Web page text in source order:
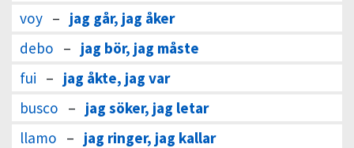
voy – jag går, jag åker
debo – jag bör, jag måste
fui – jag åkte, jag var
busco – jag söker, jag letar
llamo – jag ringer, jag kallar